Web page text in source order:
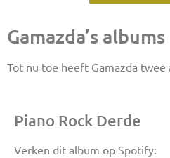
Gamazda’s albums
Tot nu toe heeft Gamazda twee
Piano Rock Derde
Verken dit album op Spotify: